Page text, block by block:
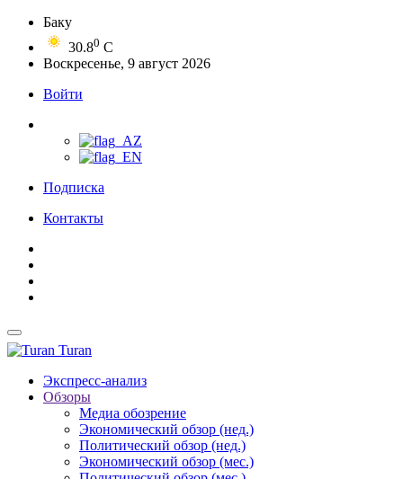
Баку
30.80 C
Воскресенье, 9 август 2026
Войти
Подписка
Контакты
Turan
Экспресс-анализ
Обзоры
Медиа обозрение
Экономический обзор (нед.)
Политический обзор (нед.)
Экономический обзор (мес.)